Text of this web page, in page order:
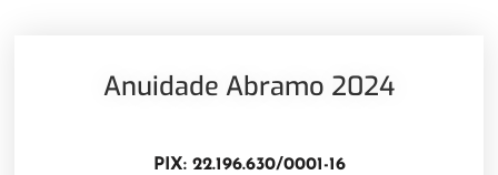
Anuidade Abramo 2024
PIX: 22.196.630/0001-16